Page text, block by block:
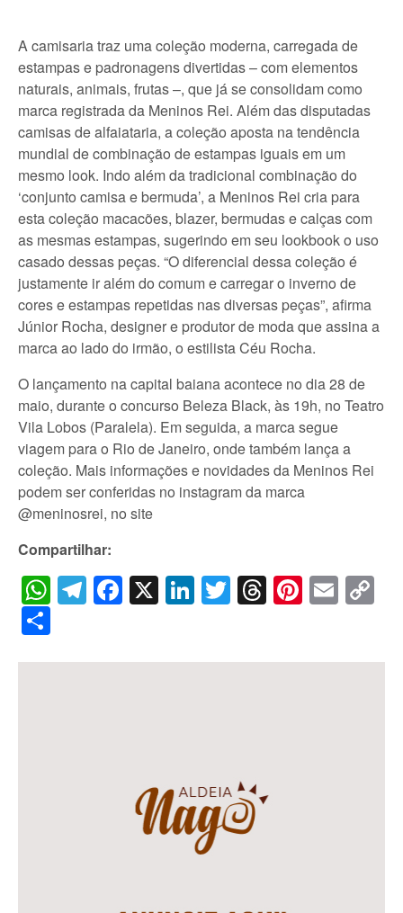
A camisaria traz uma coleção moderna, carregada de
estampas e padronagens divertidas – com elementos
naturais, animais, frutas –, que já se consolidam como
marca registrada da Meninos Rei. Além das disputadas
camisas de alfaiataria, a coleção aposta na tendência
mundial de combinação de estampas iguais em um
mesmo look. Indo além da tradicional combinação do
‘conjunto camisa e bermuda’, a Meninos Rei cria para
esta coleção macacões, blazer, bermudas e calças com
as mesmas estampas, sugerindo em seu lookbook o uso
casado dessas peças. “O diferencial dessa coleção é
justamente ir além do comum e carregar o inverno de
cores e estampas repetidas nas diversas peças”, afirma
Júnior Rocha, designer e produtor de moda que assina a
marca ao lado do irmão, o estilista Céu Rocha.
O lançamento na capital baiana acontece no dia 28 de
maio, durante o concurso Beleza Black, às 19h, no Teatro
Vila Lobos (Paralela). Em seguida, a marca segue
viagem para o Rio de Janeiro, onde também lança a
coleção. Mais informações e novidades da Meninos Rei
podem ser conferidas no instagram da marca
@meninosrei, no site
Compartilhar:
WhatsApp
Telegram
Facebook
X LinkedIn
Twitter
Threads